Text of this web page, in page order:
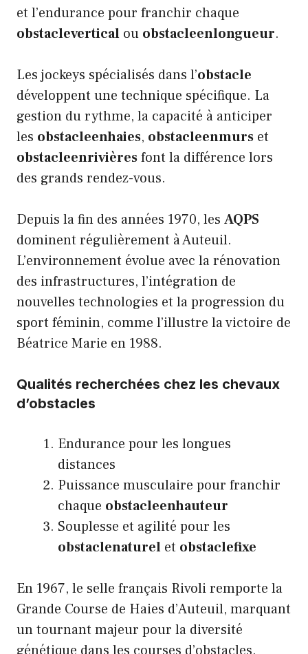
et l’endurance pour franchir chaque
obstaclevertical ou obstacleenlongueur.
Les jockeys spécialisés dans l’obstacle
développent une technique spécifique. La
gestion du rythme, la capacité à anticiper
les obstacleenhaies, obstacleenmurs et
obstacleenrivièresfont la différence lors
des grands rendez-vous.
Depuis la fin des années 1970, les AQPS
dominent régulièrement à Auteuil.
L’environnement évolue avec la rénovation
des infrastructures, l’intégration de
nouvelles technologies et la progression du
sport féminin, comme l’illustre la victoire de
Béatrice Marie en 1988.
Qualités recherchées chez les chevaux
d’obstacles
Endurance pour les longues
distances
Puissance musculaire pour franchir
chaque obstacleenhauteur
Souplesse et agilité pour les
obstaclenaturel et obstaclefixe
En 1967, le selle français Rivoli remporte la
Grande Course de Haies d’Auteuil, marquant
un tournant majeur pour la diversité